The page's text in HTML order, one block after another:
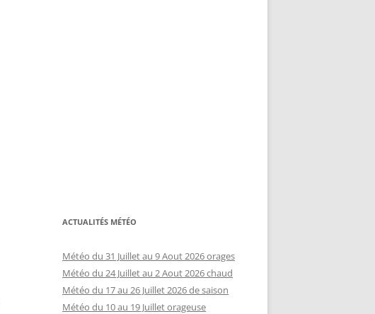
ACTUALITÉS MÉTÉO
Météo du 31 Juillet au 9 Aout 2026 orages
Météo du 24 Juillet au 2 Aout 2026 chaud
Météo du 17 au 26 Juillet 2026 de saison
Météo du 10 au 19 Juillet orageuse